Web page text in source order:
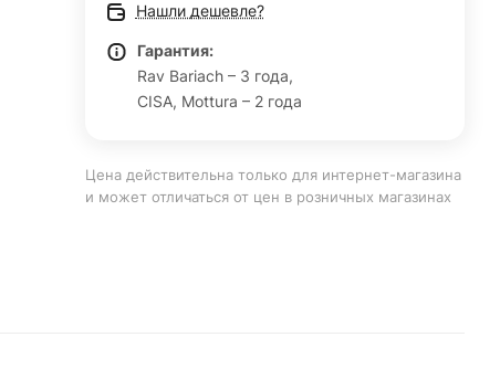
Нашли дешевле?
Гарантия:
Rav Bariach – 3 года,
CISA, Mottura – 2 года
Цена действительна только для интернет-магазина
и может отличаться от цен в розничных магазинах